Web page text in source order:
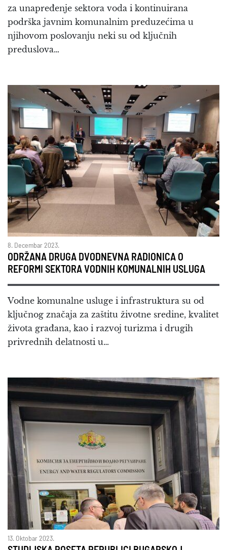
za unapređenje sektora voda i kontinuirana
podrška javnim komunalnim preduzećima u
njihovom poslovanju neki su od ključnih
preduslova…
8. Decembar 2023.
ODRŽANA DRUGA DVODNEVNA RADIONICA O
REFORMI SEKTORA VODNIH KOMUNALNIH USLUGA
Vodne komunalne usluge i infrastruktura su od
ključnog značaja za zaštitu životne sredine, kvalitet
života građana, kao i razvoj turizma i drugih
privrednih delatnosti u…
13. Oktobar 2023.